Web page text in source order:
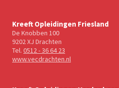
Kreeft Opleidingen Friesland
De Knobben 100
9202 XJ Drachten
Tel. 0512 - 36 64 23
www.vecdrachten.nl